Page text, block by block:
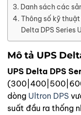
Danh sách các
Thông số kỹ
Delta DPS Series
Mô tả UPS
UPS Delta DPS
dòng Ultron DPS
suất đầu ra thống